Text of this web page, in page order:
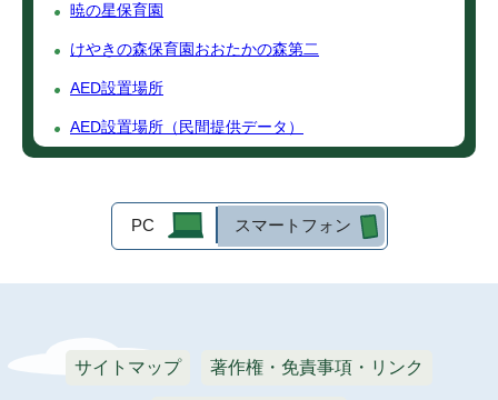
暁の星保育園
けやきの森保育園おおたかの森第二
AED設置場所
AED設置場所（民間提供データ）
PC スマートフォン
サイトマップ 著作権・免責事項・リンク